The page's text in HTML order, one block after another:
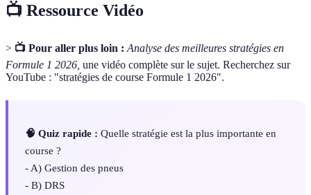
📺 Ressource Vidéo
> 📺 Pour aller plus loin : Analyse des meilleures stratégies en
Formule 1 2026, une vidéo complète sur le sujet. Recherchez sur
YouTube : "stratégies de course Formule 1 2026".
🧠 Quiz rapide : Quelle stratégie est la plus importante en
course ?
- A) Gestion des pneus
- B) DRS